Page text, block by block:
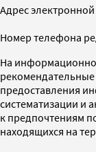
Адрес
Номер телефона
На
предоставления
систематизации и
к предпочтениям
находящихся на